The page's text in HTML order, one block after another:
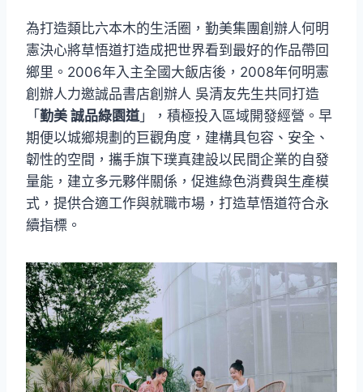
為打造類比六本木的生活圈，勤美集團創辦人何明
憲決心將草悟道打造成把世界看到最好的作品帶回
鄉里。2006年入主全國大飯店後，2008年何明憲
創辦人力邀誠品書店創辦人 吳清友先生共同打造
「 勤美 誠品綠園道」，積極投入區域開發經營。早
期便以城鄉規劃的巨觀角度，建構具包容、安全、
韌性的空間，攜手旗下璞真建設以民間企業的自發
量能，建立多元夥伴關係，促進綠色消費與生產模
式，提供合適工作與就職市場，打造草悟道符合永
續指標。